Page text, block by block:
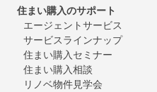
住まい購入のサポート
エージェントサービス
サービスラインナップ
住まい購入セミナー
住まい購入相談
リノベ物件見学会